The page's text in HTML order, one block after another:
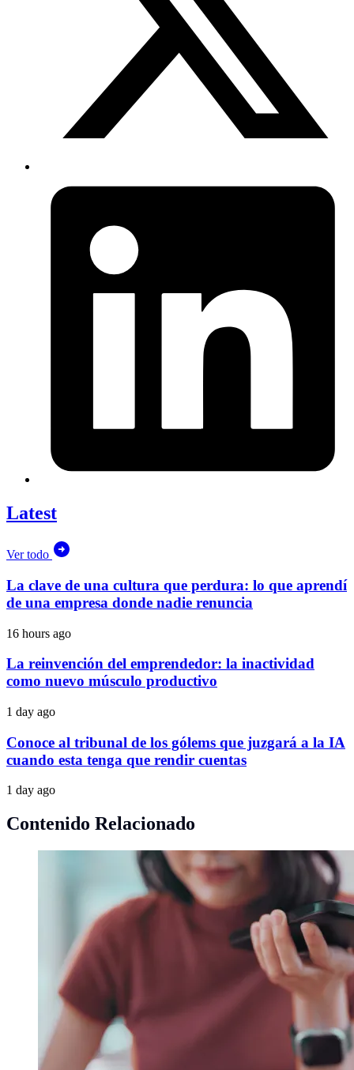
Latest
Ver todo
La clave de una cultura que perdura: lo que aprendí
de una empresa donde nadie renuncia
16 hours ago
La reinvención del emprendedor: la inactividad
como nuevo músculo productivo
1 day ago
Conoce al tribunal de los gólems que juzgará a la IA
cuando esta tenga que rendir cuentas
1 day ago
Contenido Relacionado